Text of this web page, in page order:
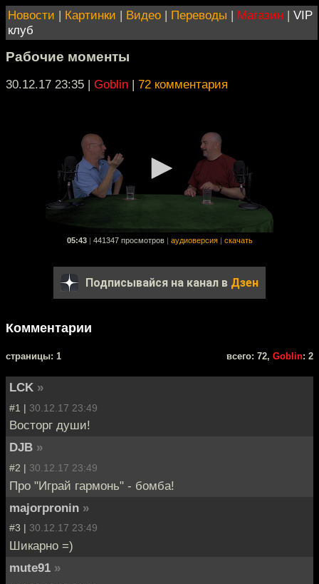
Новости | Картинки | Видео | Переводы | Магазин | VIP
клуб
Рабочие моменты
30.12.17 23:35 | Goblin | 72 комментария
05:43 441347 просмотров аудиоверсия скачать
Подписывайся на канал в Дзен
Комментарии
cтраницы: 1 всего: 72, Goblin: 2
LCK »
#1 | 30.12.17 23:49
Восторг души!
DJB »
#2 | 30.12.17 23:49
Про "Играй гармонь" - бомба!
majorpronin »
#3 | 30.12.17 23:49
Шикарно =)
mute91 »